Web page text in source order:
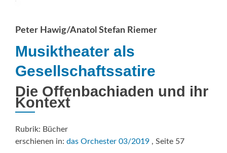
Peter Hawig/Anatol Stefan Riemer
Musiktheater als
Gesellschaftssatire
Die Offenbachiaden und ihr
Kontext
Rubrik: Bücher
erschienen in: das Orchester 03/2019 , Seite 57